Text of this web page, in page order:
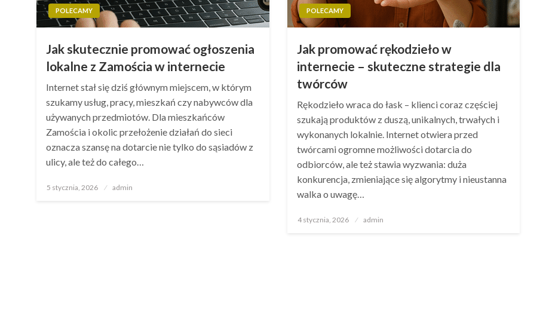
POLECAMY
Jak skutecznie promować ogłoszenia
lokalne z Zamościa w internecie
Internet stał się dziś głównym miejscem, w którym
szukamy usług, pracy, mieszkań czy nabywców dla
używanych przedmiotów. Dla mieszkańców
Zamościa i okolic przełożenie działań do sieci
oznacza szansę na dotarcie nie tylko do sąsiadów z
ulicy, ale też do całego…
Opublikowane
5 stycznia, 2026 admin
POLECAMY
Jak promować rękodzieło w
internecie – skuteczne strategie dla
twórców
Rękodzieło wraca do łask – klienci coraz częściej
szukają produktów z duszą, unikalnych, trwałych i
wykonanych lokalnie. Internet otwiera przed
twórcami ogromne możliwości dotarcia do
odbiorców, ale też stawia wyzwania: duża
konkurencja, zmieniające się algorytmy i nieustanna
walka o uwagę…
Opublikowane
4 stycznia, 2026 admin